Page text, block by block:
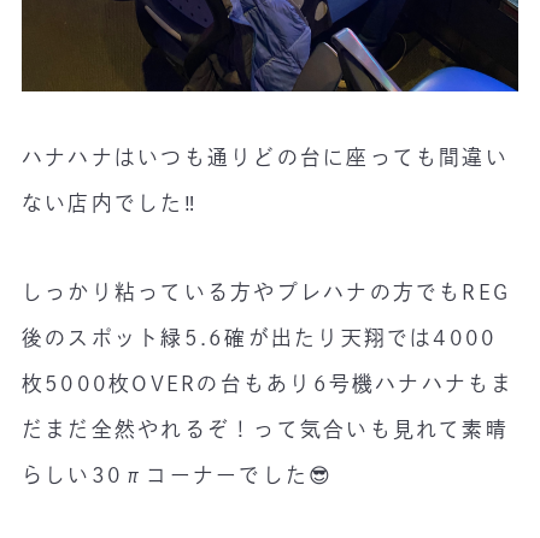
ハナハナはいつも通りどの台に座っても間違い
ない店内でした‼️
しっかり粘っている方やプレハナの方でもREG
後のスポット緑5.6確が出たり天翔では4000
枚5000枚OVERの台もあり6号機ハナハナもま
だまだ全然やれるぞ！って気合いも見れて素晴
らしい30πコーナーでした😎